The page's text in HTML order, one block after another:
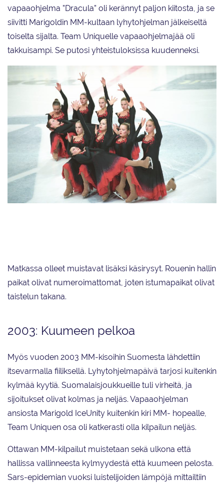
vapaaohjelma ”Dracula” oli kerännyt paljon kiitosta, ja se
siivitti Marigoldin MM-kultaan lyhytohjelman jälkeiseltä
toiselta sijalta. Team Uniquelle vapaaohjelmajää oli
takkuisampi. Se putosi yhteistuloksissa kuudenneksi.
Matkassa olleet muistavat lisäksi käsirysyt. Rouenin hallin
paikat olivat numeroimattomat, joten istumapaikat olivat
taistelun takana.
2003: Kuumeen pelkoa
Myös vuoden 2003 MM-kisoihin Suomesta lähdettiin
itsevarmalla fiiliksellä. Lyhytohjelmapäivä tarjosi kuitenkin
kylmää kyytiä. Suomalaisjoukkueille tuli virheitä, ja
sijoitukset olivat kolmas ja neljäs. Vapaaohjelman
ansiosta Marigold IceUnity kuitenkin kiri MM- hopealle,
Team Uniquen osa oli katkerasti olla kilpailun neljäs.
Ottawan MM-kilpailut muistetaan sekä ulkona että
hallissa vallinneesta kylmyydestä että kuumeen pelosta.
Sars-epidemian vuoksi luistelijoiden lämpöjä mittailtiin